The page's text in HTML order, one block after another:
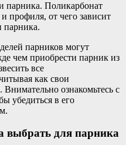
парника. Поликарбонат
профиля, от чего зависит
парника.
парников могут
чем приобрести парник из
все
как свои
ознакомьтесь с
убедиться в его
выбрать для парника